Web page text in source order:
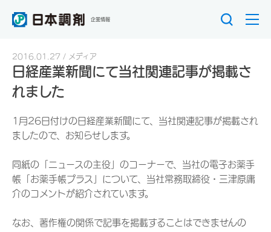
企業情報
2016.01.27 メディア
日経産業新聞にて当社関連記事が掲載さ
れました
1月26日付けの日経産業新聞にて、当社関連記事が掲載され
ましたので、お知らせします。
同紙の「ニュースの主役」のコーナーで、当社の電子お薬手
帳「お薬手帳プラス」について、当社常務取締役・三津原庸
介のコメントが紹介されています。
なお、著作権の関係で記事を掲載することはできませんの